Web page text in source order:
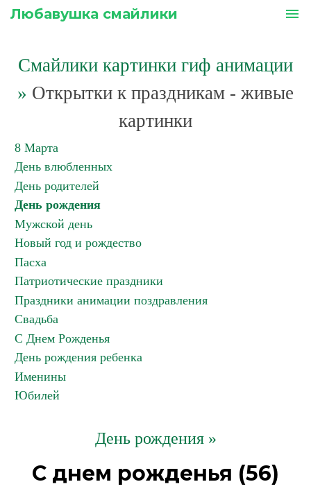
Любавушка смайлики menu
Смайлики картинки гиф анимации
» Открытки к праздникам - живые
картинки
8 Марта
День влюбленных
День родителей
День рождения
Мужской день
Новый год и рождество
Пасха
Патриотические праздники
Праздники анимации поздравления
Свадьба
С Днем Рожденья
День рождения ребенка
Именины
Юбилей
День рождения »
С днем рожденья (56)